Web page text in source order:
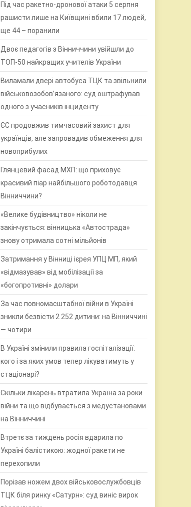
Під час ракетно-дронової атаки 5 серпня
рашисти лише на Київщині вбили 17 людей,
ще 44 – поранили
Двоє педагогів з Вінниччини увійшли до
ТОП-50 найкращих учителів України
Виламали двері автобуса ТЦК та звільнили
військовозобов’язаного: суд оштрафував
одного з учасників інциденту
ЄС продовжив тимчасовий захист для
українців, але запровадив обмеження для
новоприбулих
Глянцевий фасад МХП: що приховує
красивий піар найбільшого роботодавця
Вінниччини?
«Велике будівництво» ніколи не
закінчується: вінницька «Автострада»
знову отримала сотні мільйонів
Затримання у Вінниці ієрея УПЦ МП, який
«відмазував» від мобілізації за
«богопротивні» долари
За час повномасштабної війни в Україні
зникли безвісти 2 252 дитини: на Вінниччині
— чотири
В Україні змінили правила госпіталізації:
кого і за яких умов тепер лікуватимуть у
стаціонарі?
Скільки лікарень втратила Україна за роки
війни та що відбувається з медустановами
на Вінниччині
Втретє за тиждень росія вдарила по
Україні балістикою: жодної ракети не
перехопили
Порізав ножем двох військовослужбовців
ТЦК біля ринку «Сатурн»: суд виніс вирок